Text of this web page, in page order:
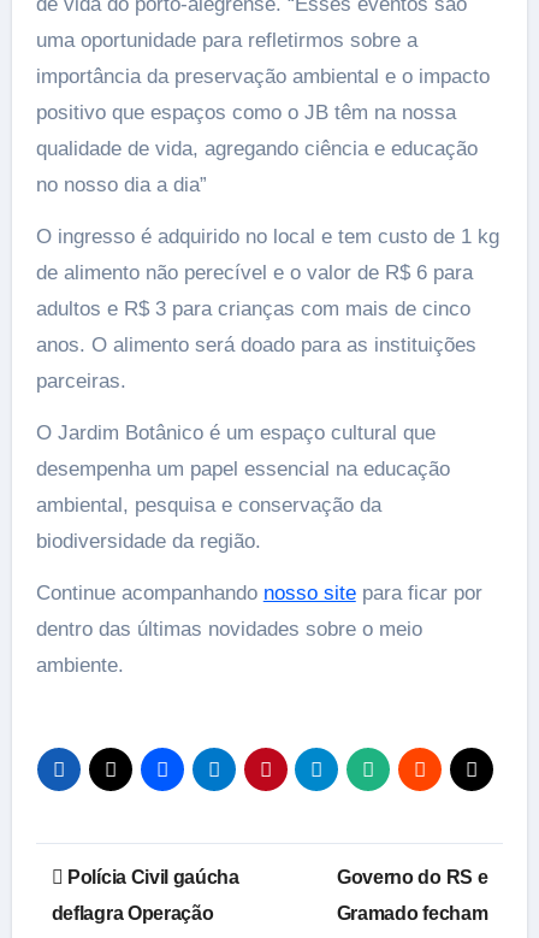
uma oportunidade para refletirmos sobre a
importância da preservação ambiental e o impacto
positivo que espaços como o JB têm na nossa
qualidade de vida, agregando ciência e educação
no nosso dia a dia”
O ingresso é adquirido no local e tem custo de 1 kg
de alimento não perecível e o valor de R$ 6 para
adultos e R$ 3 para crianças com mais de cinco
anos. O alimento será doado para as instituições
parceiras.
O Jardim Botânico é um espaço cultural que
desempenha um papel essencial na educação
ambiental, pesquisa e conservação da
biodiversidade da região.
Continue acompanhando nosso sitepara ficar por
dentro das últimas novidades sobre o meio
ambiente.
Navegação
de
Polícia Civil gaúcha
deflagra Operação
Governo do RS e
Gramado fecham